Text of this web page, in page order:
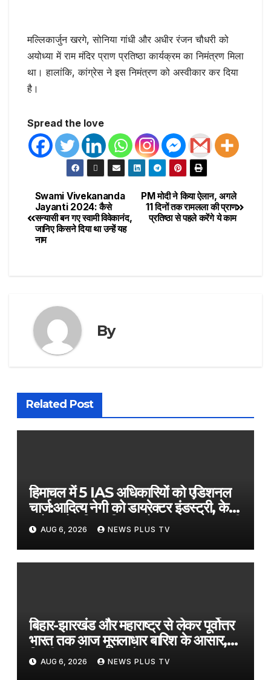
मल्लिकार्जुन खरगे, सोनिया गांधी और अधीर रंजन चौधरी को
अयोध्या में राम मंदिर प्राण प्रतिष्ठा कार्यक्रम का निमंत्रण मिला
था। हालांकि, कांग्रेस ने इस निमंत्रण को अस्वीकार कर दिया
है।
Spread the love
PM मोदी ने किया ऐलान, अगले
11 दिनों तक रामलला की प्राण
प्रतिष्ठा से पहले करेंगे ये काम
Swami Vivekananda
Jayanti 2024: कैसे
सन्यासी बन गए स्वामी विवेकानंद,
जानिए किसने दिया था उन्हें यह
नाम
By
Related Post
हिमाचल में 5 IAS अधिकारियों को एडिशनल
चार्ज:आदित्य नेगी को डायरेक्टर इंडस्ट्री, केके
सरोच को टूरिज्म; शिवम को HRTC MD की
जिम्मेदारी
AUG 6, 2026 NEWS PLUS TV
बिहार-झारखंड और महाराष्ट्र से लेकर पूर्वोत्तर
भारत तक आज मूसलाधार बारिश के आसार,
दिल्ली का कैसा रहेगा मौसम?​on August
6, 2026 at 1:29 am
AUG 6, 2026 NEWS PLUS TV